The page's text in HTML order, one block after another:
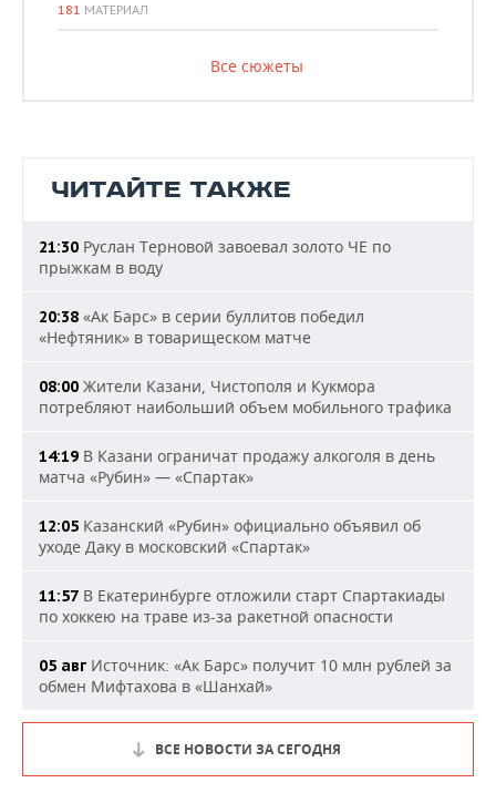
181 МАТЕРИАЛ
Все сюжеты
ЧИТАЙТЕ ТАКЖЕ
21:30 Руслан Терновой завоевал золото ЧЕ по
прыжкам в воду
20:38 «Ак Барс» в серии буллитов победил
«Нефтяник» в товарищеском матче
08:00 Жители Казани, Чистополя и Кукмора
потребляют наибольший объем мобильного трафика
14:19 В Казани ограничат продажу алкоголя в день
матча «Рубин» — «Спартак»
12:05 Казанский «Рубин» официально объявил об
уходе Даку в московский «Спартак»
11:57 В Екатеринбурге отложили старт Спартакиады
по хоккею на траве из-за ракетной опасности
05 авг Источник: «Ак Барс» получит 10 млн рублей за
обмен Мифтахова в «Шанхай»
ВСЕ НОВОСТИ ЗА СЕГОДНЯ